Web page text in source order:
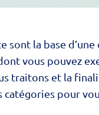
sont la base
vous pouvez
traitons et la
pour